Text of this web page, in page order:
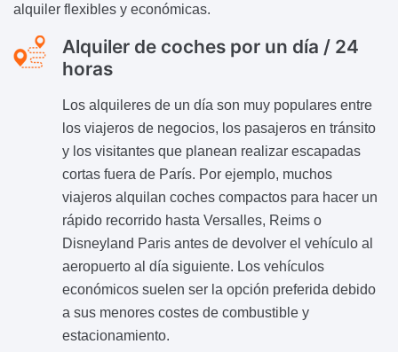
alquiler flexibles y económicas.
Alquiler de coches por un día / 24
horas
Los alquileres de un día son muy populares entre
los viajeros de negocios, los pasajeros en tránsito
y los visitantes que planean realizar escapadas
cortas fuera de París. Por ejemplo, muchos
viajeros alquilan coches compactos para hacer un
rápido recorrido hasta Versalles, Reims o
Disneyland Paris antes de devolver el vehículo al
aeropuerto al día siguiente. Los vehículos
económicos suelen ser la opción preferida debido
a sus menores costes de combustible y
estacionamiento.